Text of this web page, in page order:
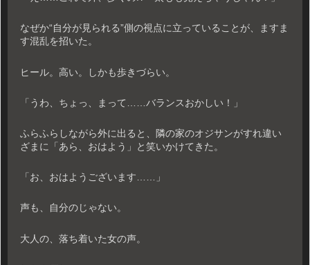
なぜか“自分が見られる”側の視点に立っていることが、ますま
す混乱を招いた。
ヒール。高い。しかも歩きづらい。
「うわ、ちょっ、まって……バランスおかしい！」
ふらふらしながら外に出ると、隣の家のオジサンがすれ違い
ざまに「あら、おはよう」と笑いかけてきた。
「お、おはようございます……」
声も、自分のじゃない。
大人の、落ち着いた女の声。